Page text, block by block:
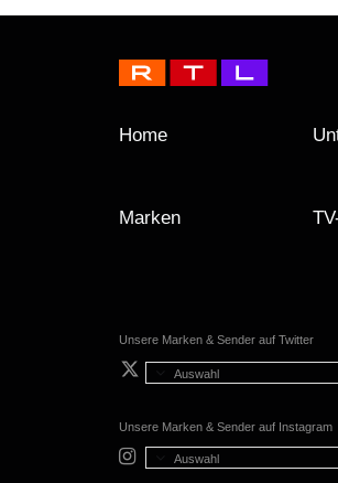
Home
Marken
Unsere Marken & Sender auf Twitter
Auswahl
Unsere Marken & Sender auf Instagram
Auswahl